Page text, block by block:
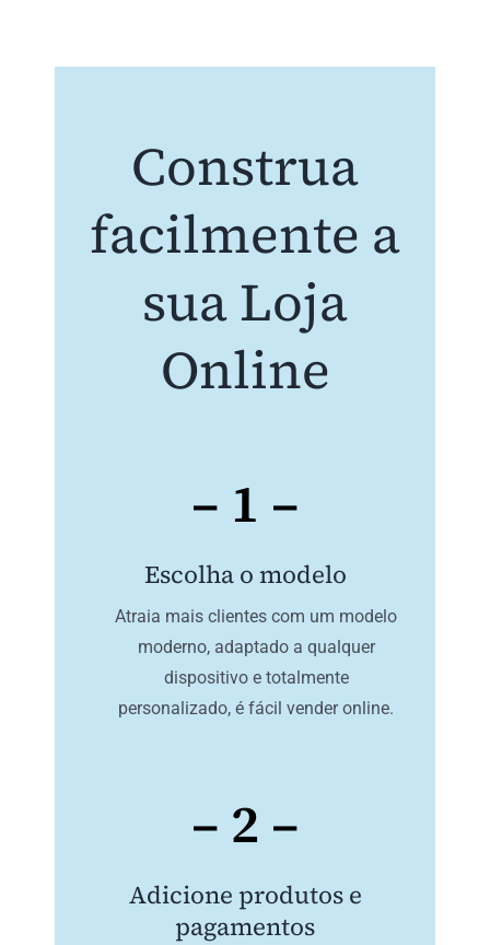
Construa
facilmente a
sua Loja
Online
– 1 –
Escolha o modelo
Atraia mais clientes com um modelo
moderno, adaptado a qualquer
dispositivo e totalmente
personalizado, é fácil vender online.
– 2 –
Adicione produtos e
pagamentos